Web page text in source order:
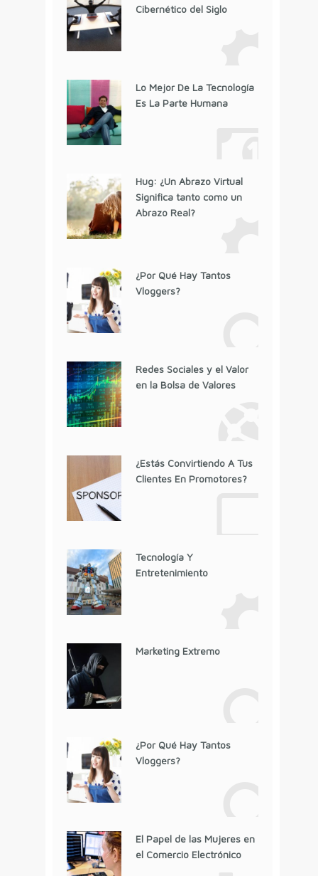
Cibernético del Siglo
Lo Mejor De La Tecnología
Es La Parte Humana
Hug: ¿Un Abrazo Virtual
Significa tanto como un
Abrazo Real?
¿Por Qué Hay Tantos
Vloggers?
Redes Sociales y el Valor
en la Bolsa de Valores
¿Estás Convirtiendo A Tus
Clientes En Promotores?
Tecnología Y
Entretenimiento
Marketing Extremo
¿Por Qué Hay Tantos
Vloggers?
El Papel de las Mujeres en
el Comercio Electrónico